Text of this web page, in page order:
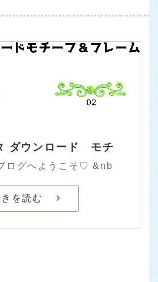
ダウンロード モチ
ログへようこそ♡ &nb
きを読む